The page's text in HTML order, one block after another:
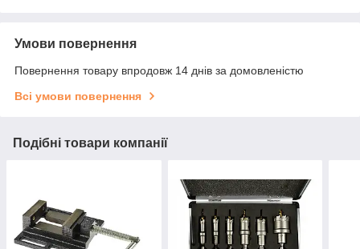
Умови повернення
Повернення товару впродовж 14 днів за домовленістю
Всі умови повернення
Подібні товари компанії